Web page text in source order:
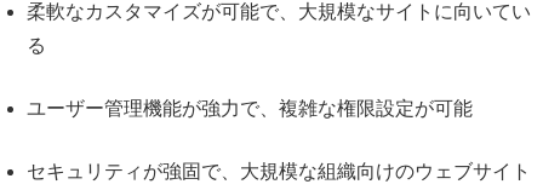
柔軟なカスタマイズが可能で、大規模なサイトに向いてい
る
ユーザー管理機能が強力で、複雑な権限設定が可能
セキュリティが強固で、大規模な組織向けのウェブサイト